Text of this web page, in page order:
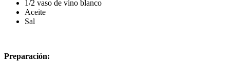
1/2 vaso de vino blanco
Aceite
Sal
Preparación: